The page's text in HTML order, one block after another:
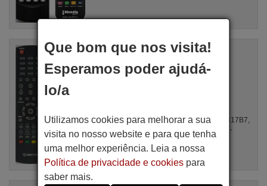
Comandos à distância equivalente
Artigo disponível em stock
TQL40F4PR004, LED4207, CELED75UHD0317B7,
LED-4071T2CS, TBU60UHDPR001.133, TTE-
50Q3504K, ...
Que bom que nos visita!
Esperamos poder ajudá-
lo/a
Utilizamos cookies para melhorar a sua
visita no nosso website e para que tenha
uma melhor experiência. Leia a nossa
Política de privacidade e cookiespara
saber mais.